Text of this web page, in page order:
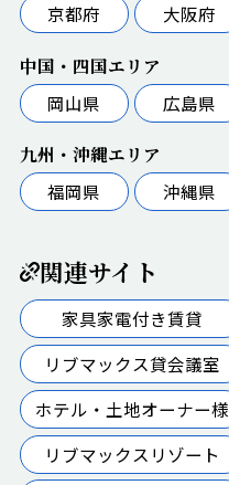
京都府
大阪府
中国・四国エリア
岡山県
広島県
九州・沖縄エリア
福岡県
沖縄県
関連サイト
家具家電付き賃貸
リブマックス貸会議室
ホテル・土地オーナー様
リブマックスリゾート